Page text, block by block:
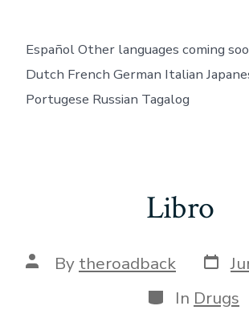
Español Other languages coming
Dutch French German Italian
Portugese Russian Tagalog
Libro
Post
author
By theroadback Post
date
Categories
In Drugs